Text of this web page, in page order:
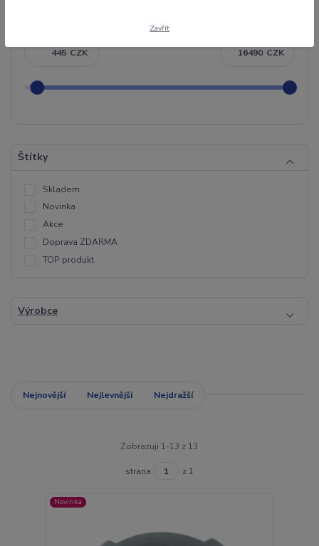
CZK CZK
Štítky
Skladem
Novinka
Akce
Doprava ZDARMA
TOP produkt
Výrobce
Nejnovější Nejlevnější Nejdražší
Zobrazuji 1-13 z 13
strana z 1
Novinka
Zavřít